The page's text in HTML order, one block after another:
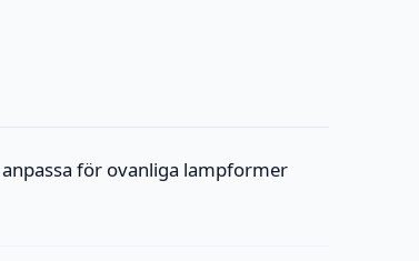
för ovanliga lampformer